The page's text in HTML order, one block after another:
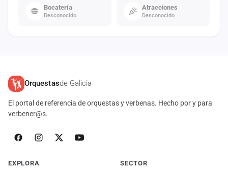
Bocatería
Desconocido
Atracciones
Desconocido
Orquestasde Galicia
El portal de referencia de orquestas y verbenas. Hecho por y para
verbener@s.
EXPLORA SECTOR